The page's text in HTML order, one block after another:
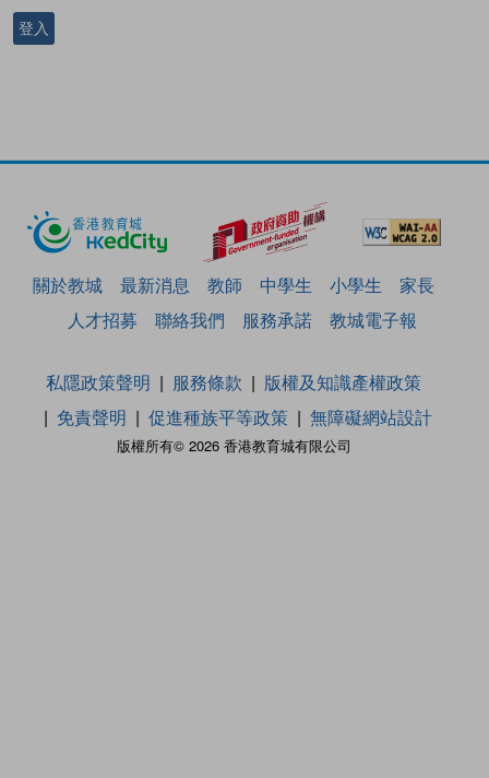
登入
關於教城 最新消息 教師 中學生 小學生
家長
人才招募
聯絡我們 服務承諾 教城電子報
版權所有© 2026 香港教育城有限公司
私隱政策聲明 服務條款
版權及知識產權政策
免責聲明
促進種族平等政策 無障礙網站設計